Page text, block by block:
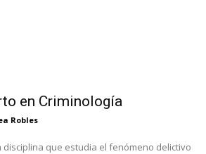
en Criminología
Robles
disciplina que estudia el fenómeno delictivo